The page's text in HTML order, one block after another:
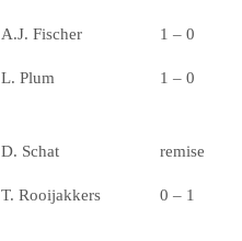
A.J. Fischer 1 – 0
L. Plum 1 – 0
D. Schat remise
T. Rooijakkers 0 – 1